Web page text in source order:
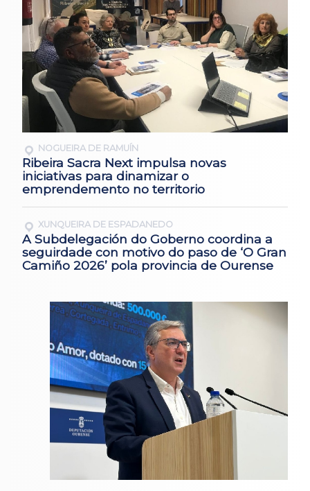
NOGUEIRA DE RAMUÍN
Ribeira Sacra Next impulsa novas
iniciativas para dinamizar o
emprendemento no territorio
XUNQUEIRA DE ESPADANEDO
A Subdelegación do Goberno coordina a
seguirdade con motivo do paso de ‘O Gran
Camiño 2026’ pola provincia de Ourense